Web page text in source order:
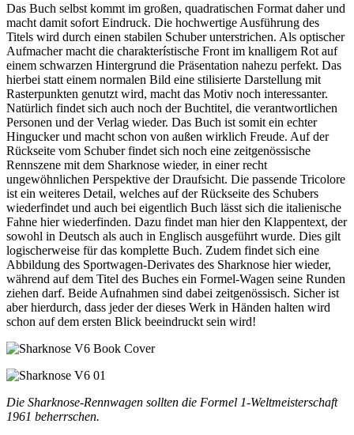
Das Buch selbst kommt im großen, quadratischen Format daher und
macht damit sofort Eindruck. Die hochwertige Ausführung des
Titels wird durch einen stabilen Schuber unterstrichen. Als optischer
Aufmacher macht die charakterístische Front im knalligem Rot auf
einem schwarzen Hintergrund die Präsentation nahezu perfekt. Das
hierbei statt einem normalen Bild eine stilisierte Darstellung mit
Rasterpunkten genutzt wird, macht das Motiv noch interessanter.
Natürlich findet sich auch noch der Buchtitel, die verantwortlichen
Personen und der Verlag wieder. Das Buch ist somit ein echter
Hingucker und macht schon von außen wirklich Freude. Auf der
Rückseite vom Schuber findet sich noch eine zeitgenössische
Rennszene mit dem Sharknose wieder, in einer recht
ungewöhnlichen Perspektive der Draufsicht. Die passende Tricolore
ist ein weiteres Detail, welches auf der Rückseite des Schubers
wiederfindet und auch bei eigentlich Buch lässt sich die italienische
Fahne hier wiederfinden. Dazu findet man hier den Klappentext, der
sowohl in Deutsch als auch in Englisch ausgeführt wurde. Dies gilt
logischerweise für das komplette Buch. Zudem findet sich eine
Abbildung des Sportwagen-Derivates des Sharknose hier wieder,
während auf dem Titel des Buches ein Formel-Wagen seine Runden
ziehen darf. Beide Aufnahmen sind dabei zeitgenössisch. Sicher ist
aber hierdurch, dass jeder der dieses Werk in Händen halten wird
schon auf dem ersten Blick beeindruckt sein wird!
Die Sharknose-Rennwagen sollten die Formel 1-Weltmeisterschaft
1961 beherrschen.